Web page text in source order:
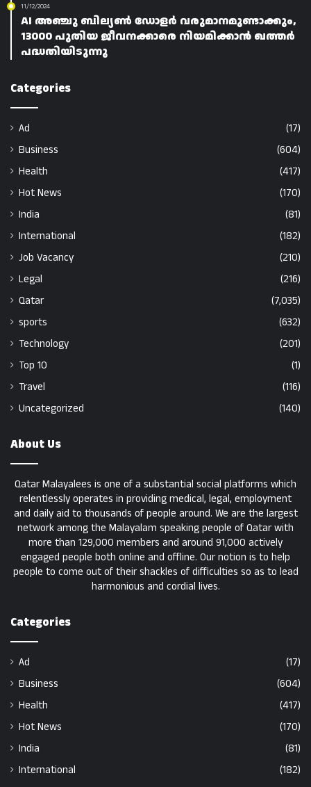
11/12/2024
AI അഞ്ചു ബില്യൺ ഡോളർ വരുമാനമുണ്ടാക്കും,
13000 പുതിയ ജീവനക്കാരെ നിയമിക്കാൻ ഖത്തർ
പദ്ധതിയിടുന്നു
Categories
Ad
(17)
Business
(604)
Health
(417)
Hot News
(170)
India
(81)
International
(182)
Job Vacancy
(210)
Legal
(216)
Qatar
(7,035)
sports
(632)
Technology
(201)
Top 10
(1)
Travel
(116)
Uncategorized
(140)
About Us
Qatar Malayalees is one of a substantial social platforms which
relentlessly operates in providing medical, legal, employment
and daily aid to thousands of people around. We are the largest
network among the Malayalam speaking people of Qatar with
more than 129,000 members and around 91,000 actively
engaged people both online and offline. Our notion is to help
people to come out of their shackles of difficulties so as to lead
harmonious and cordial lives.
Categories
Ad
(17)
Business
(604)
Health
(417)
Hot News
(170)
India
(81)
International
(182)